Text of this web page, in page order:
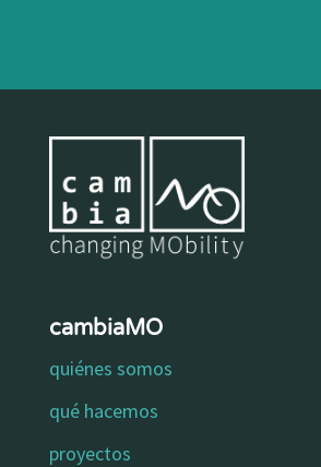
cambiaMO
quiénes somos
qué hacemos
proyectos